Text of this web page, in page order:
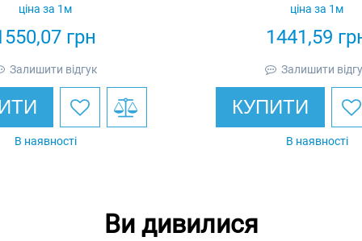
грн
ціна за 1м
Залишити відгук
В наявності
1441,59
ціна за 1м
Залишити
КУПИТИ
В наявності
Ви дивилися